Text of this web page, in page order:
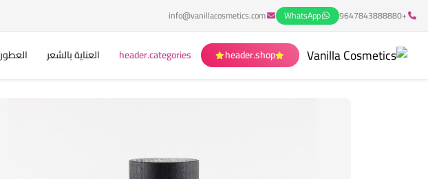
+9647843888880
WhatsApp
info@vanillacosmetics.com
header.shop
header.categories العناية بالشعر العطور